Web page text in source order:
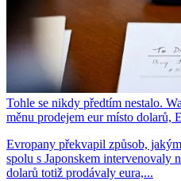
Tohle se nikdy předtím nestalo.
měnu prodejem eur místo dolarů,
Evropany překvapil způsob,
spolu s Japonskem intervenovaly
dolarů totiž prodávaly eura,...